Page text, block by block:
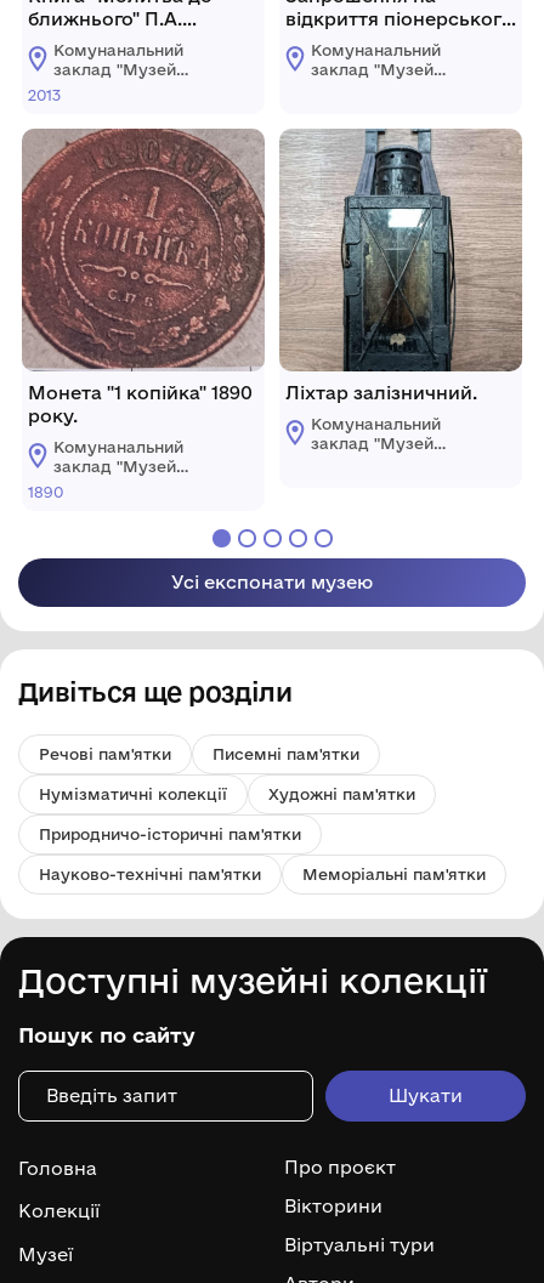
ближнього" П.А.
Зарицький
Комунанальний
заклад "Музей
історії міста
Козятинської міської
ради
2013
Монета "1 копійка" 1890
року.
Комунанальний
заклад "Музей
історії міста
1890
відкриття піонерського
табору "Пролісок"
Комунанальний
заклад "Музей
Козятинської міської
ради
Ліхтар залізничний.
Комунанальний
заклад "Музей
Усі експонати музею
Дивіться ще розділи
Речові пам'ятки Писемні пам'ятки
Нумізматичні колекції Художні пам'ятки
Природничо-історичні пам'ятки
Науково-технічні пам'ятки Меморіальні пам'ятки
Доступні музейні колекції
Пошук по сайту
Головна
Колекції
Музеї
Про проєкт
Вікторини
Віртуальні тури